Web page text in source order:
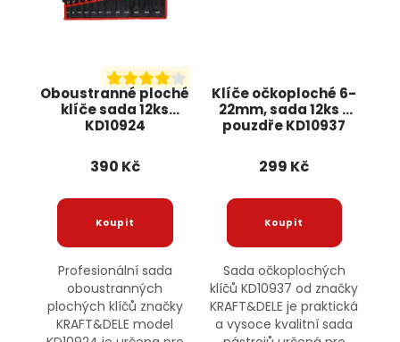
Oboustranné ploché
klíče sada 12ks
KD10924
390 Kč
Profesionální sada
oboustranných
plochých klíčů značky
KRAFT&DELE model
Klíče očkoploché 6-
22mm, sada 12ks v
pouzdře KD10937
299 Kč
Sada očkoplochých
klíčů KD10937 od značky
KRAFT&DELE je praktická
a vysoce kvalitní sada